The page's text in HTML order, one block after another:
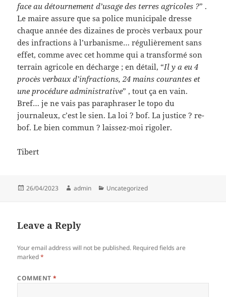
face au détournement d’usage des terres agricoles ?” .
Le maire assure que sa police municipale dresse
chaque année des dizaines de procès verbaux pour
des infractions à l’urbanisme… régulièrement sans
effet, comme avec cet homme qui a transformé son
terrain agricole en décharge ; en détail, “Il y a eu 4
procès verbaux d’infractions, 24 mains courantes et
une procédure administrative” , tout ça en vain.
Bref… je ne vais pas paraphraser le topo du
journaleux, c’est le sien. La loi ? bof. La justice ? re-
bof. Le bien commun ? laissez-moi rigoler.
Tibert
Posted
26/04/2023 Author
admin Categories
Uncategorized
Leave a Reply
Your email address will not be published. Required fields are
marked*
COMMENT*